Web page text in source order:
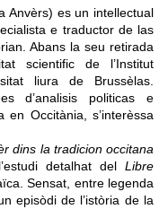
Anvèrs) es un intellectual
e traductor de las
Abans la seu retirada
scientific de l’Institut
liura de Brussèlas.
d’analisis politicas e
Occitània, s’interèssa
dins la tradicion occitana
detalhat del Libre
Sensat, entre legenda
episòdi de l’istòria de la